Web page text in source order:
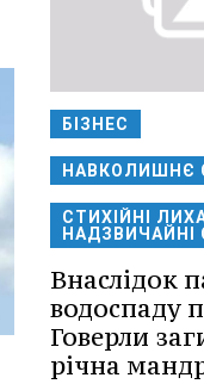
БІЗНЕС
НАВКОЛИШНЄ
СТИХІЙНІ
НАДЗВИЧАЙНІ
Внаслідок
водоспаду
Говерли
річна